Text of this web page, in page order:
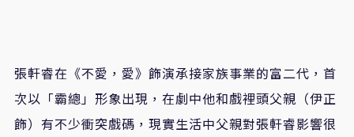
張軒睿在《不愛，愛》飾演承接家族事業的富二代，首
次以「霸總」形象出現，在劇中他和戲裡頭父親（伊正
飾）有不少衝突戲碼，現實生活中父親對張軒睿影響很